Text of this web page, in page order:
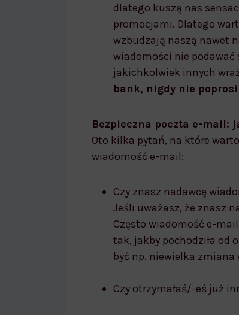
dlatego kuszą nas
promocjami. Dlatego
wzbudzają naszą nawet
wiadomości nie podawać
jakichkolwiek innych
bank, nigdy nie
Bezpieczna poczta e-mail:
Oto kilka pytań, na które
wiadomość e-mail:
Czy znasz nadawcę
Jeśli uważasz, że znasz
Często wiadomość e-
tak, jakby pochodziła od
być np. niewielka zmiana
Czy otrzymałaś/-eś już